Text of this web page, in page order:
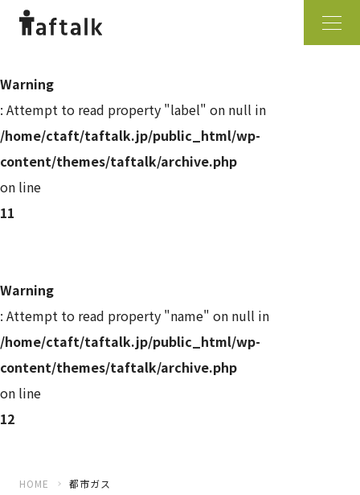
Warning
: Attempt to read property "label" on null in
/home/ctaft/taftalk.jp/public_html/wp-
content/themes/taftalk/archive.php
on line
11
Warning
: Attempt to read property "name" on null in
/home/ctaft/taftalk.jp/public_html/wp-
content/themes/taftalk/archive.php
on line
12
HOME 都市ガス